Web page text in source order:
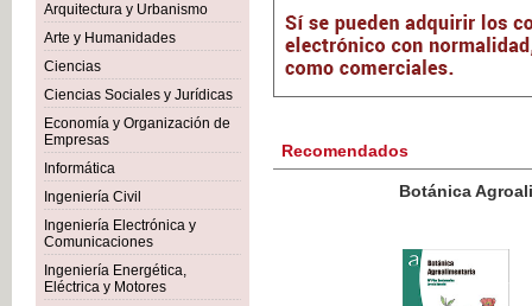
Arquitectura y Urbanismo
Arte y Humanidades
Ciencias
Ciencias Sociales y Jurídicas
Economía y Organización de
Empresas
Informática
Ingeniería Civil
Ingeniería Electrónica y
Comunicaciones
Ingeniería Energética,
Eléctrica y Motores
Recomendados
Botánica Agroalimentaria